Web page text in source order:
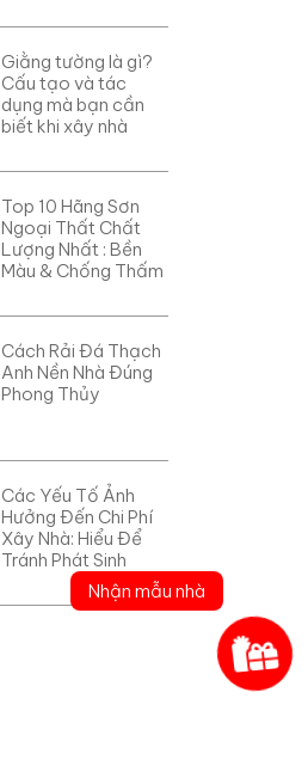
Nhận mẫu nhà
Giằng tường là gì?
Cấu tạo và tác
dụng mà bạn cần
biết khi xây nhà
Top 10 Hãng Sơn
Ngoại Thất Chất
Lượng Nhất : Bền
Màu & Chống Thấm
Cách Rải Đá Thạch
Anh Nền Nhà Đúng
Phong Thủy
Các Yếu Tố Ảnh
Hưởng Đến Chi Phí
Xây Nhà: Hiểu Để
Tránh Phát Sinh